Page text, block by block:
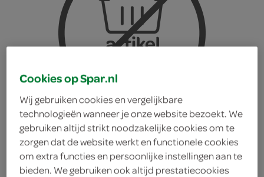
Cookies op Spar.nl
Wij gebruiken cookies en vergelijkbare
technologieën wanneer je onze website bezoekt. We
gebruiken altijd strikt noodzakelijke cookies om te
zorgen dat de website werkt en functionele cookies
om extra functies en persoonlijke instellingen aan te
bieden. We gebruiken ook altijd prestatiecookies